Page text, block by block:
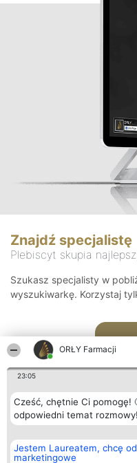
ORŁY Farmacji
23:05
Cześć, chętnie Ci pomogę!
odpowiedni temat
Jestem Laureatem, chcę
marketingowe
Znajdź specjalistę
Plebiscyt skupia
Szukasz specjalisty w
wyszukiwarkę. Korzystaj
Organizator plebiscytu
Bright Side Solutions sp. z o.
o. sp. k.